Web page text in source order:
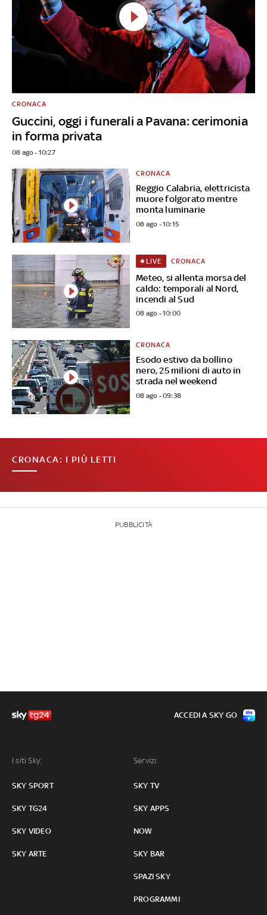
Guccini, oggi i funerali a Pavana: cerimonia
in forma privata
CRONACA
08 ago - 10:27
Reggio Calabria, elettricista
muore folgorato mentre
monta luminarie
CRONACA
08 ago - 10:15
Meteo, si allenta morsa del
caldo: temporali al Nord,
incendi al Sud
LIVE CRONACA
08 ago - 10:00
Esodo estivo da bollino
nero, 25 milioni di auto in
strada nel weekend
CRONACA
08 ago - 09:38
CRONACA: I PIÙ LETTI
PUBBLICITÀ
I siti Sky:
SKY SPORT
SKY TG24
SKY VIDEO
SKY ARTE
Servizi:
SKY TV
SKY APPS
NOW
SKY BAR
SPAZI SKY
PROGRAMMI
ACCEDI A SKY GO